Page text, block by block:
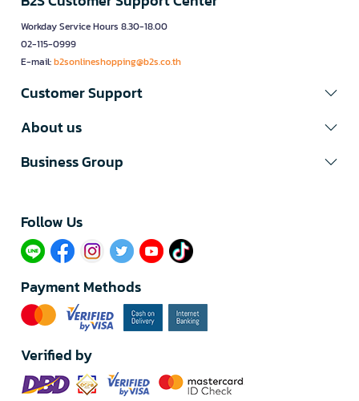
Workday Service Hours 8.30-18.00
02-115-0999
E-mail:b2sonlineshopping@b2s.co.th
Customer Support
About us
Business Group
Follow Us​
Payment Methods
Verified by